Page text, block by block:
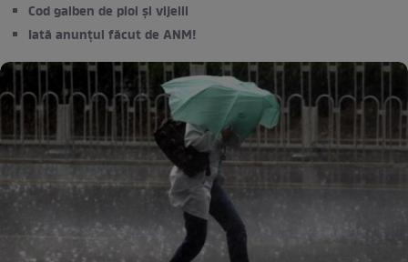
Cod galben de ploi și vijelii
Iată anunțul făcut de ANM!